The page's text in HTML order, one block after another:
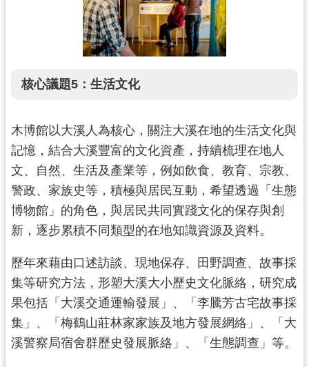
核心議題5：生活文化
木博館以大溪人為核心，關注大溪在地的生活文化與
記憶，結合大溪豐富的文化資產，持續梳理在地人
文、自然、生活及產業等，例如飲食、教育、宗教、
警政、家族史等，積極與居民互動，希望透過「生態
博物館」的角色，與居民共同實踐文化的保存與創
新，逐步累積不同類型的在地知識資源及資料。
歷年來藉由口述訪談、現地保存、田野調查、故事採
集等研究方法，形塑大溪大小歷史文化脈絡，研究成
果包括「大溪交通運輸發展」、「李騰芳古宅故事採
集」、「梅鶴山莊林家家族及地方發展網絡」、「大
溪警察局宿舍群歷史發展脈絡」、「生態調查」等。